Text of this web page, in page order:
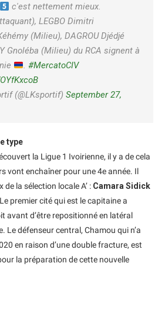
c'est nettement mieux.
LEGBO Dimitri
(Milieu), DAGROU Djédjé
Gnoléba (Milieu) du RCA signent à
.#MercatoCIV
(@LKsportif) September 27,
type
la Ligue 1 Ivoirienne, il y a de cela
vont enchaîner pour une 4e année. Il
la sélection locale A’ : Camara Sidick
premier cité qui est le capitaine a
avant d’être repositionné en latéral
Le défenseur central, Chamou qui n’a
en raison d’une double fracture, est
la préparation de cette nouvelle